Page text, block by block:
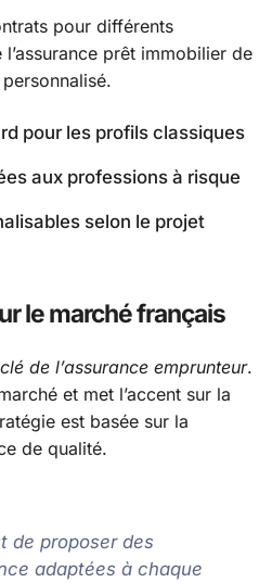
pour différents
prêt immobilier de
pour les profils classiques
aux professions à risque
selon le projet
le marché français
de l’assurance emprunteur.
et met l’accent sur la
est basée sur la
de qualité.
de proposer des
adaptées à chaque